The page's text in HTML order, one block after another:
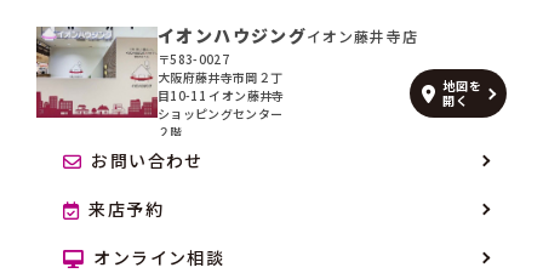
イオンハウジングイオン藤井寺店
〒583-0027
大阪府藤井寺市岡２丁
目10-11 イオン藤井寺
ショッピングセンター
２階
地図を
開く
お問い合わせ
来店予約
オンライン相談